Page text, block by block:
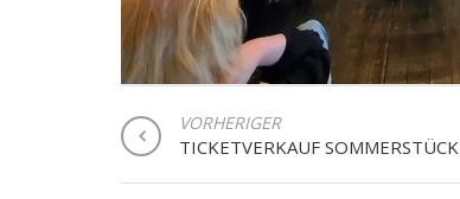
BEITRAGSNAVIGATION
VORHERIGER
TICKETVERKAUF SOMMERSTÜCK